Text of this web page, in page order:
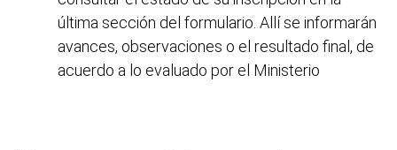
última sección del formulario. Allí se informarán
avances, observaciones o el resultado final, de
acuerdo a lo evaluado por el Ministerio